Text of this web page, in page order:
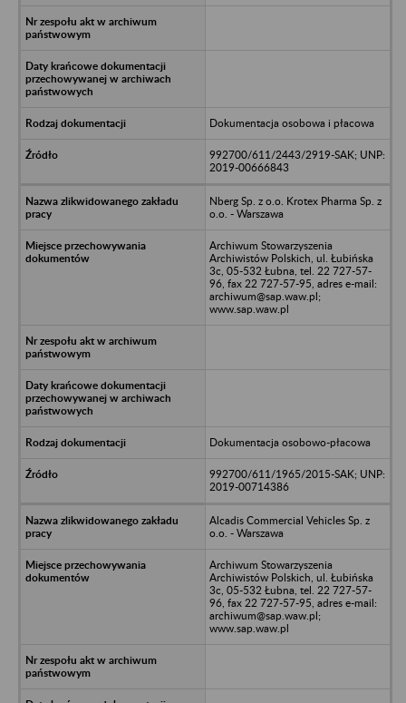
Dokumentacja osobowa i płacowa
992700/611/2443/2919-SAK; UNP:
2019-00666843
Nberg Sp. z o.o. Krotex Pharma Sp. z
o.o. - Warszawa
Archiwum Stowarzyszenia
Archiwistów Polskich, ul. Łubińska
3c, 05-532 Łubna, tel. 22 727-57-
96, fax 22 727-57-95, adres e-mail:
archiwum@sap.waw.pl;
www.sap.waw.pl
Dokumentacja osobowo-płacowa
992700/611/1965/2015-SAK; UNP:
2019-00714386
Alcadis Commercial Vehicles Sp. z
o.o. - Warszawa
Archiwum Stowarzyszenia
Archiwistów Polskich, ul. Łubińska
3c, 05-532 Łubna, tel. 22 727-57-
96, fax 22 727-57-95, adres e-mail:
archiwum@sap.waw.pl;
www.sap.waw.pl